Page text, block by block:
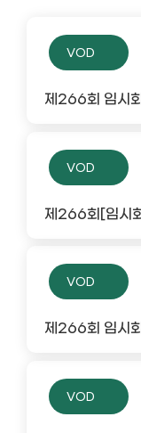
VOD
제266회 임시
VOD
제266회[임시
VOD
제266회 임시
VOD